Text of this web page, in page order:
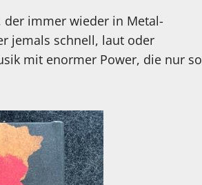
der immer wieder in Metal-
jemals schnell, laut oder
mit enormer Power, die nur so